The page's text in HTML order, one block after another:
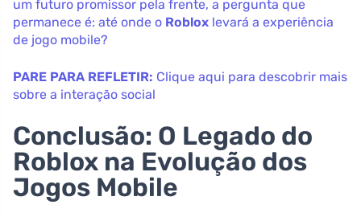
um futuro promissor pela frente, a pergunta que
permanece é: até onde o Roblox levará a experiência
de jogo mobile?
PARE PARA REFLETIR: Clique aqui para descobrir mais
sobre a interação social
Conclusão: O Legado do
Roblox na Evolução dos
Jogos Mobile